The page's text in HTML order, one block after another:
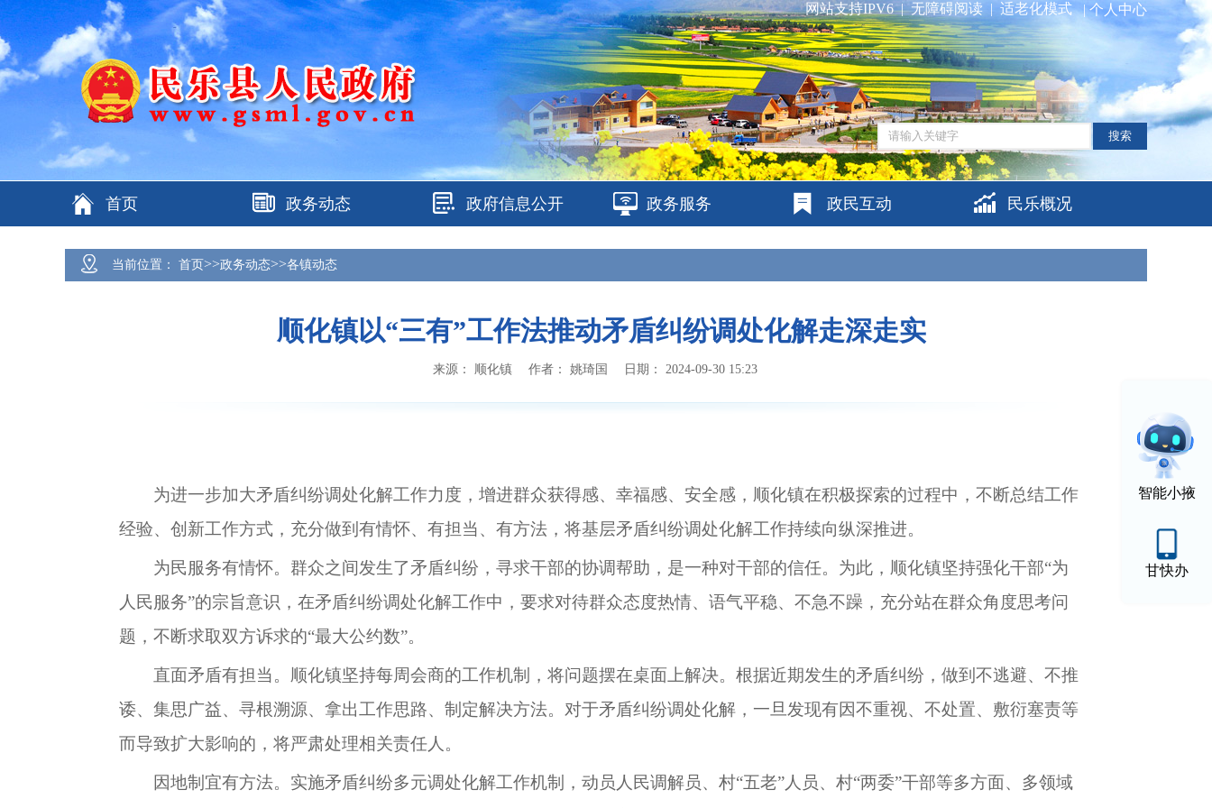
网站支持IPV6 | 无障碍阅读 | 适老化模式 | 个人中心
搜索
首页 政务动态 政府信息公开 政务服务 政民互动 民乐概况
智能小掖
甘快办
当前位置： 首页 >>政务动态>>各镇动态
顺化镇以“三有”工作法推动矛盾纠纷调处化解走深走实
来源： 顺化镇 作者： 姚琦国 日期： 2024-09-30 15:23
为进一步加大矛盾纠纷调处化解工作力度，增进群众获得感、幸福感、安全感， 顺化镇在积极探索的过程中，不断总结工作
经验、创新工作方式，充分做到有情怀、有担当、有方法，将基层矛盾纠纷调处化解工作持续向纵深推进。
为民服务有情怀。群众之间发生了矛盾纠纷，寻求干部的协调帮助，是一种对干部的信任。为此， 顺化镇坚持强化干部“为
人民服务”的宗旨意识，在矛盾纠纷调处化解工作中，要求对待群众态度热情、语气平稳、不急不躁，充分站在群众角度思考问
题，不断求取双方诉求的“最大公约数”。
直面矛盾有担当。 顺化镇坚持每周会商的工作机制，将问题摆在桌面上解决。根据近期发生的矛盾纠纷，做到不逃避、不推
诿、集思广益、寻根溯源、拿出工作思路、制定解决方法。对于矛盾纠纷调处化解，一旦发现有因不重视、不处置、敷衍塞责等
而导致扩大影响的，将严肃处理相关责任人。
因地制宜有方法。实施矛盾纠纷多元调处化解工作机制，动员人民调解员、村“五老”人员、村“两委”干部等多方面、多领域